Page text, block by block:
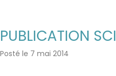
PUBLICATION
Posté le 7 mai 2014